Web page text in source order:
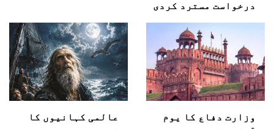
درخواست مسترد کردی
وزارت دفاع کا یوم
عالمی کہانیوں کا